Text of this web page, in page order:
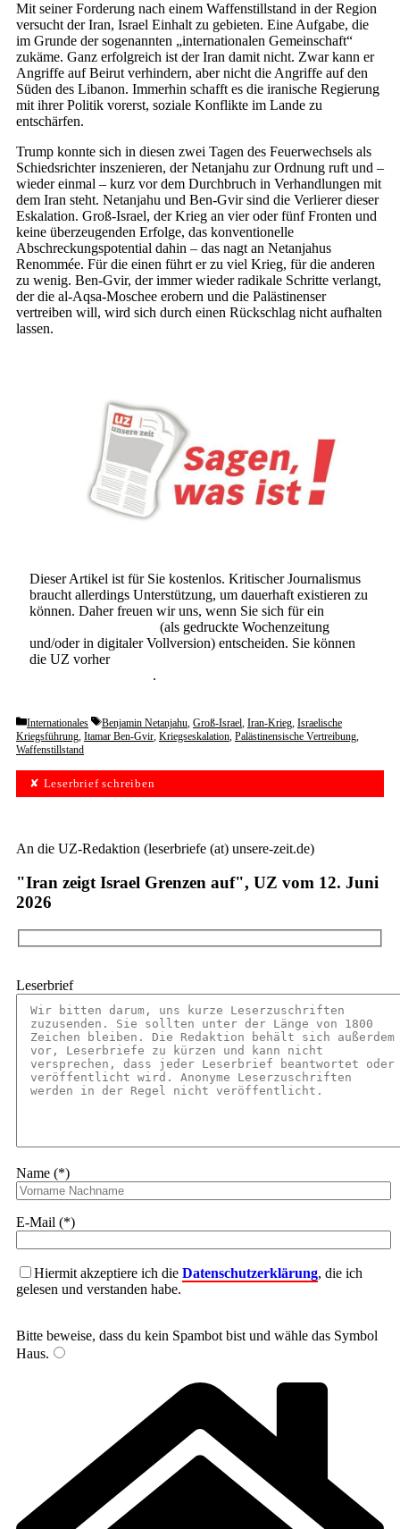
Mit seiner Forderung nach einem Waffenstillstand in der Region
versucht der Iran, Israel Einhalt zu gebieten. Eine Aufgabe, die
im Grunde der sogenannten „internationalen Gemeinschaft“
zukäme. Ganz erfolgreich ist der Iran damit nicht. Zwar kann er
Angriffe auf Beirut verhindern, aber nicht die Angriffe auf den
Süden des Libanon. Immerhin schafft es die iranische Regierung
mit ihrer Politik vorerst, soziale Konflikte im Lande zu
entschärfen.
Trump konnte sich in diesen zwei Tagen des Feuerwechsels als
Schiedsrichter inszenieren, der Netanjahu zur Ordnung ruft und –
wieder einmal – kurz vor dem Durchbruch in Verhandlungen mit
dem Iran steht. Netanjahu und Ben-Gvir sind die Verlierer dieser
Eskalation. Groß-Israel, der Krieg an vier oder fünf Fronten und
keine überzeugenden Erfolge, das konventionelle
Abschreckungspotential dahin – das nagt an Netanjahus
Renommée. Für die einen führt er zu viel Krieg, für die anderen
zu wenig. Ben-Gvir, der immer wieder radikale Schritte verlangt,
der die al-Aqsa-Moschee erobern und die Palästinenser
vertreiben will, wird sich durch einen Rückschlag nicht aufhalten
lassen.
Dieser Artikel ist für Sie kostenlos. Kritischer Journalismus
braucht allerdings Unterstützung, um dauerhaft existieren zu
können. Daher freuen wir uns, wenn Sie sich für ein
(als gedruckte Wochenzeitung
und/oder in digitaler Vollversion) entscheiden. Sie können
die UZ vorher
.
Categories
Internationales Tags
Benjamin Netanjahu, Groß-Israel, Iran-Krieg, Israelische
Kriegsführung, Itamar Ben-Gvir, Kriegseskalation, Palästinensische Vertreibung,
Waffenstillstand
✘ Leserbrief schreiben
An die UZ-Redaktion (leserbriefe (at) unsere-zeit.de)
"Iran zeigt Israel Grenzen auf", UZ vom 12. Juni
2026
Leserbrief
Name (*)
E-Mail (*)
Hiermit akzeptiere ich die Datenschutzerklärung, die ich
gelesen und verstanden habe.
Bitte beweise, dass du kein Spambot bist und wähle das Symbol
Haus.